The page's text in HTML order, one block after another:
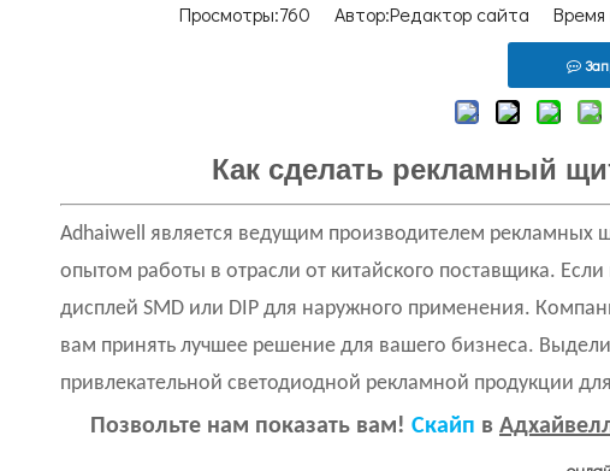
Просмотры:760 Автор:Pедактор сайта Время
Как сделать рекламный
Adhaiwell является ведущим производителем
опытом работы в отрасли от китайского поставщика.
дисплей SMD или DIP для наружного применения.
вам принять лучшее решение для вашего бизнеса.
привлекательной светодиодной рекламной продукции
Позвольте нам показать вам! Скайп в